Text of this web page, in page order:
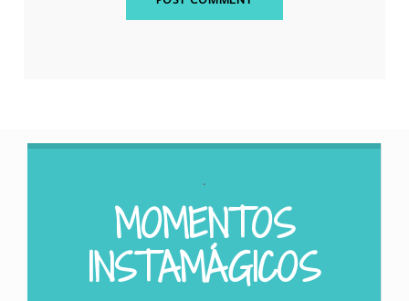
.
MOMENTOS
INSTAMÁGICOS